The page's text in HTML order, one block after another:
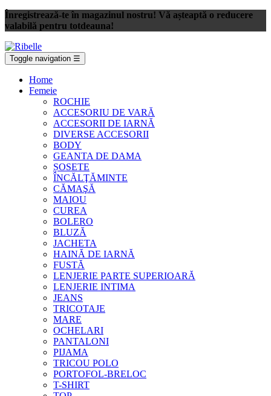
Înregistrează-te în magazinul nostru! Vă așteaptă o reducere
valabilă pentru totdeauna!
Toggle navigation ☰
Home
Femeie
ROCHIE
ACCESORIU DE VARĂ
ACCESORII DE IARNĂ
DIVERSE ACCESORII
BODY
GEANTA DE DAMA
ȘOSETE
ÎNCĂLŢĂMINTE
CĂMAŞĂ
MAIOU
CUREA
BOLERO
BLUZĂ
JACHETA
HAINĂ DE IARNĂ
FUSTĂ
LENJERIE PARTE SUPERIOARĂ
LENJERIE INTIMA
JEANS
TRICOTAJE
MARE
OCHELARI
PANTALONI
PIJAMA
TRICOU POLO
PORTOFOL-BRELOC
T-SHIRT